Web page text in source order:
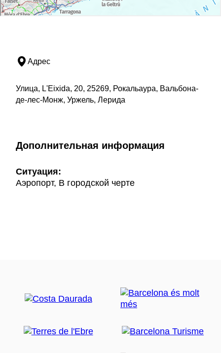
Адрес
Улица, L'Eixida, 20, 25269, Рокальаура, Вальбона-
де-лес-Монж, Уржель, Лерида
Дополнительная информация
Ситуация:
Аэропорт, В городской черте